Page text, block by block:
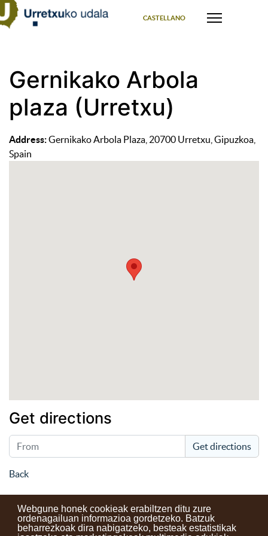
Webgune honek cookieak erabiltzen ditu zure
ordenagailuan informazioa gordetzeko. Batzuk
beharrezkoak dira nabigatzeko, besteak estatistikak
CASTELLANO
Gernikako Arbola
plaza (Urretxu)
Address:Gernikako Arbola Plaza, 20700 Urretxu, Gipuzkoa,
Spain
Get directions
Get directions
Back